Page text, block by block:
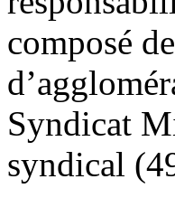
composé
Syndicat
syndical